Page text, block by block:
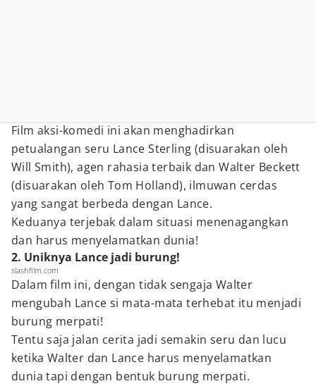
Film aksi-komedi ini akan menghadirkan
petualangan seru Lance Sterling (disuarakan oleh
Will Smith), agen rahasia terbaik dan Walter Beckett
(disuarakan oleh Tom Holland), ilmuwan cerdas
yang sangat berbeda dengan Lance.
Keduanya terjebak dalam situasi menenagangkan
dan harus menyelamatkan dunia!
2. Uniknya Lance jadi burung!
slashfilm.com
Dalam film ini, dengan tidak sengaja Walter
mengubah Lance si mata-mata terhebat itu menjadi
burung merpati!
Tentu saja jalan cerita jadi semakin seru dan lucu
ketika Walter dan Lance harus menyelamatkan
dunia tapi dengan bentuk burung merpati.